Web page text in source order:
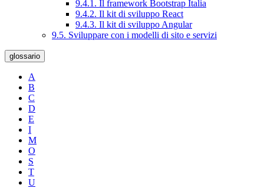
9.4.1. Il framework Bootstrap Italia
9.4.2. Il kit di sviluppo React
9.4.3. Il kit di sviluppo Angular
9.5. Sviluppare con i modelli di sito e servizi
glossario
A
B
C
D
E
I
M
O
S
T
U